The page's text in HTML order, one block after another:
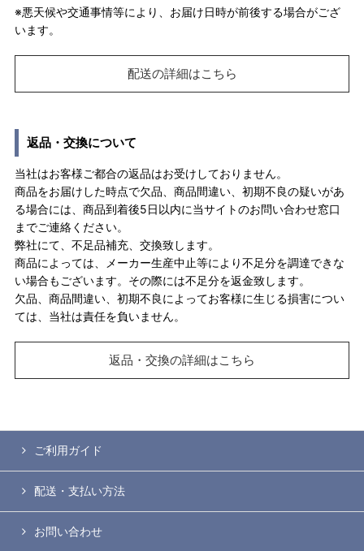
※悪天候や交通事情等により、お届け日時が前後する場合がござ
います。
配送の詳細はこちら
返品・交換について
当社はお客様ご都合の返品はお受けしておりません。
商品をお届けした時点で欠品、商品間違い、初期不良の疑いがあ
る場合には、商品到着後5日以内に当サイトのお問い合わせ窓口
までご連絡ください。
弊社にて、不足品補充、交換致します。
商品によっては、メーカー生産中止等により不足分を調達できな
い場合もございます。その際には不足分を返金致します。
欠品、商品間違い、初期不良によってお客様に生じる損害につい
ては、当社は責任を負いません。
返品・交換の詳細はこちら
ご利用ガイド
配送・支払い方法
お問い合わせ